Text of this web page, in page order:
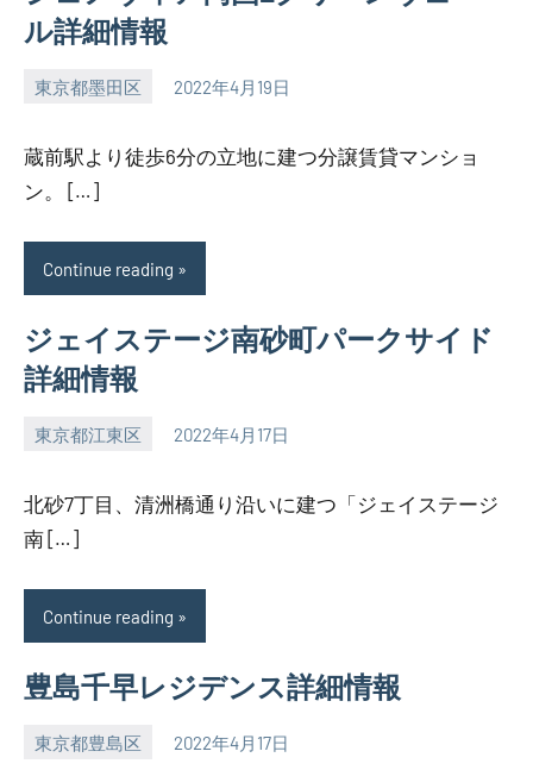
ル詳細情報
東京都墨田区 2022年4月19日
SEZIMO
蔵前駅より徒歩6分の立地に建つ分譲賃貸マンショ
ン。 […]
Continue reading
ジェイステージ南砂町パークサイド
詳細情報
東京都江東区 2022年4月17日
SEZIMO
北砂7丁目、清洲橋通り沿いに建つ「ジェイステージ
南 […]
Continue reading
豊島千早レジデンス詳細情報
東京都豊島区 2022年4月17日
SEZIMO